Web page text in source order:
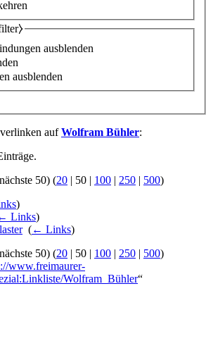
ausblenden
ausblenden
aufWolfram Bühler:
nächste 50) (20 | 50 | 100 | 250 | 500)
)
Links)
‎ (← Links)
nächste 50) (20 | 50 | 100 | 250 | 500)
www.freimaurer-
Wolfram_Bühler“